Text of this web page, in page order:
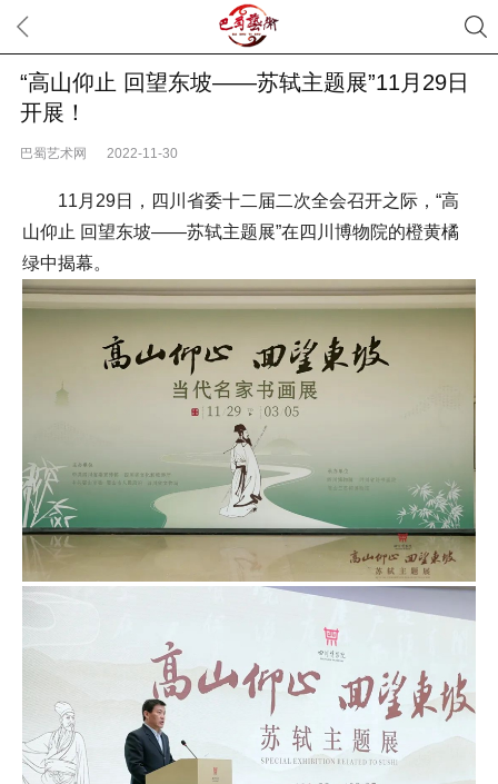
“高山仰止 回望东坡——苏轼主题展”11月29日
开展！
巴蜀艺术网 2022-11-30
11月29日，四川省委十二届二次全会召开之际，“高
山仰止 回望东坡——苏轼主题展”在四川博物院的橙黄橘
绿中揭幕。